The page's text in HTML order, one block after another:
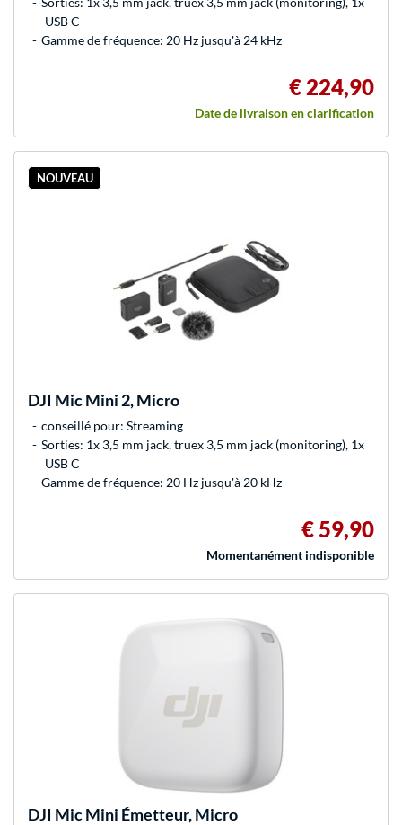
USB C
Gamme de fréquence: 20 Hz jusqu'à 24 kHz
€ 224,90
Date de livraison en clarification
NOUVEAU
DJI Mic Mini 2, Micro
conseillé pour: Streaming
Sorties: 1x 3,5 mm jack, truex 3,5 mm jack (monitoring), 1x
USB C
Gamme de fréquence: 20 Hz jusqu'à 20 kHz
€ 59,90
Momentanément indisponible
DJI Mic Mini Émetteur, Micro